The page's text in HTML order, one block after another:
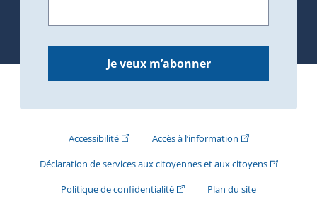
Je veux m’abonner
Accessibilité(Cet hyperlien externe s'ouvrira dans une
Accès à l’information(Cet hyperlien
Déclaration de services aux citoyennes et aux citoyens(Cet
Politique de confidentialité(Cet hyperlien externe s'ouvrira
Plan du site